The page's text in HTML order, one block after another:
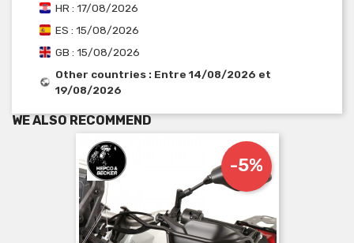
HR : 17/08/2026
ES : 15/08/2026
GB : 15/08/2026
Other countries : Entre 14/08/2026 et
19/08/2026
WE ALSO RECOMMEND
-5%